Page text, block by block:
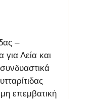
–
Λεία και
επεμβατική